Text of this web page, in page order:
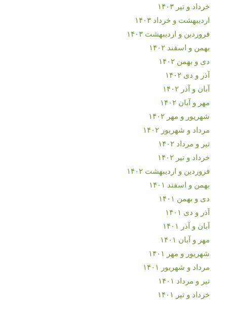
خرداد و تیر ۱۴۰۳
اردیبهشت و خرداد ۱۴۰۳
فروردین و اردیبهشت ۱۴۰۳
بهمن و اسفند ۱۴۰۲
دی و بهمن ۱۴۰۲
آذر و دی ۱۴۰۲
آبان و آذر ۱۴۰۲
مهر و آبان ۱۴۰۲
شهریور و مهر ۱۴۰۲
مرداد و شهریور ۱۴۰۲
تیر و مرداد ۱۴۰۲
خرداد و تیر ۱۴۰۲
فروردین و اردیبهشت ۱۴۰۲
بهمن و اسفند ۱۴۰۱
دی و بهمن ۱۴۰۱
آذر و دی ۱۴۰۱
آبان و آذر ۱۴۰۱
مهر و آبان ۱۴۰۱
شهریور و مهر ۱۴۰۱
مرداد و شهریور ۱۴۰۱
تیر و مرداد ۱۴۰۱
خرداد و تیر ۱۴۰۱